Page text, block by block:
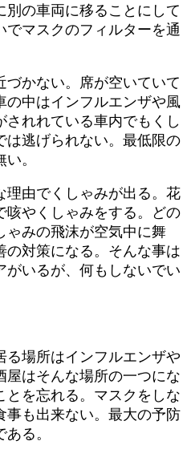
別の車両に移ることにして
でマスクのフィルターを通
かない。席が空いていて
の中はインフルエンザや風
れれている車内でもくし
は逃げられない。最低限の
。
理由でくしゃみが出る。花
咳やくしゃみをする。どの
ゃみの飛沫が空気中に舞
の対策になる。そんな事は
がいるが、何もしないでい
る場所はインフルエンザや
屋はそんな場所の一つにな
とを忘れる。マスクをしな
事も出来ない。最大の予防
る。